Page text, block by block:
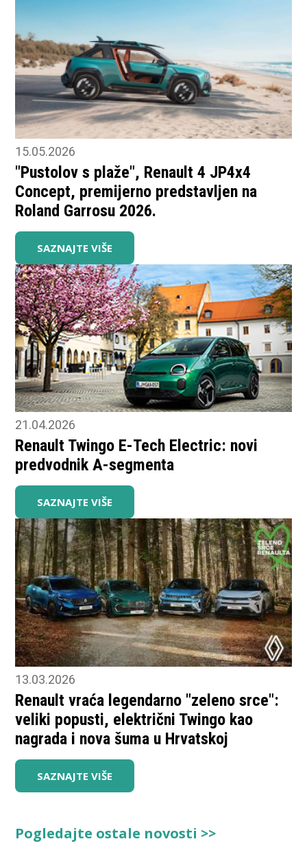
15.05.2026
"Pustolov s plaže", Renault 4 JP4x4
Concept, premijerno predstavljen na
Roland Garrosu 2026.
SAZNAJTE VIŠE
21.04.2026
Renault Twingo E-Tech Electric: novi
predvodnik A-segmenta
SAZNAJTE VIŠE
13.03.2026
Renault vraća legendarno "zeleno srce":
veliki popusti, električni Twingo kao
nagrada i nova šuma u Hrvatskoj
SAZNAJTE VIŠE
Pogledajte ostale novosti >>